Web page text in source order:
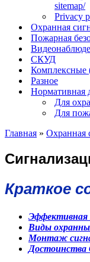
sitemap/
Privacy
Охранная
Пожарная
СКУД
Разное
Нормативная
Для
Для
Главная » Охранная
Краткое
Эффективная
Виды
Монтаж
Достоинства